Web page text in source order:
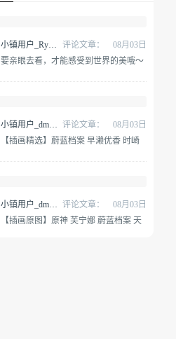
小镇用户_RywnGP 评论文章：
08月03日
要亲眼去看，才能感受到世界的美哦～
小镇用户_dmALDY 评论文章：
08月03日
【插画精选】蔚蓝档案 早濑优香 时崎
小镇用户_dmALDY 评论文章：
08月03日
【插画原图】原神 芙宁娜 蔚蓝档案 天